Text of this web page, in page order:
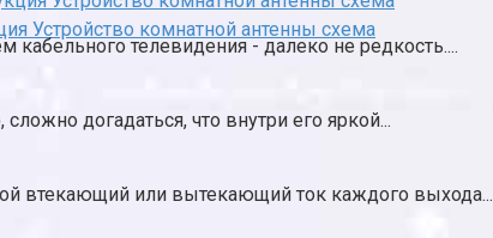
Устройство комнатной антенны схема
телевидения - далеко не редкость....
догадаться, что внутри его яркой...
втекающий или вытекающий ток каждого выхода...